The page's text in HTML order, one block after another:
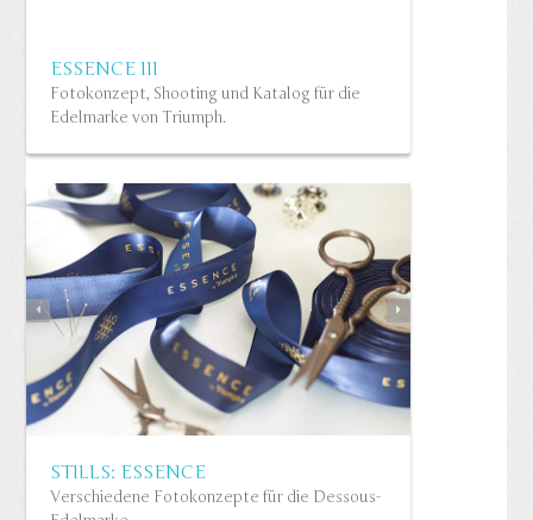
ESSENCE III
Fotokonzept, Shooting und Katalog für die
Edelmarke von Triumph.
STILLS: ESSENCE
Verschiedene Fotokonzepte für die Dessous-
NEW SEXY IN ASIA (KONZEPT)
Werbekampagne für Triumph (Asien)…
Read more